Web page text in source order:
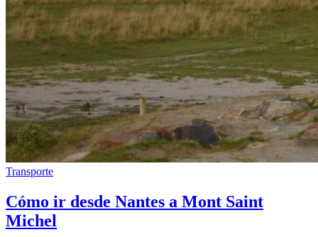
Transporte
Cómo ir desde Nantes a Mont Saint
Michel